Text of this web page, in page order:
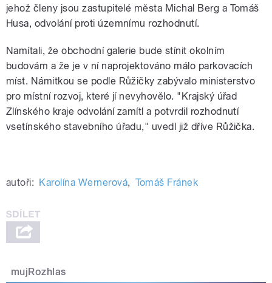
jehož členy jsou zastupitelé města Michal Berg a Tomáš
Husa, odvolání proti územnímu rozhodnutí.
Namítali, že obchodní galerie bude stínit okolním
budovám a že je v ní naprojektováno málo parkovacích
míst. Námitkou se podle Růžičky zabývalo ministerstvo
pro místní rozvoj, které jí nevyhovělo. "Krajský úřad
Zlínského kraje odvolání zamítl a potvrdil rozhodnutí
vsetínského stavebního úřadu," uvedl již dříve Růžička.
autoři: Karolína Wernerová, Tomáš Fránek
mujRozhlas